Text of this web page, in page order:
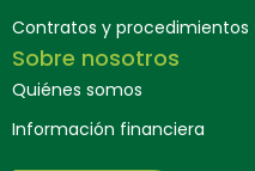
Contratos y procedimientos
Sobre nosotros
Quiénes somos
Información financiera